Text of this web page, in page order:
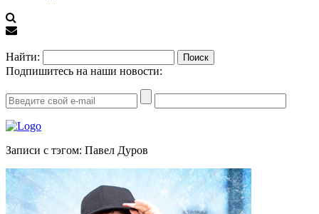
Найти:
Подпишитесь на наши новости:
Записи с тэгом: Павел Дуров